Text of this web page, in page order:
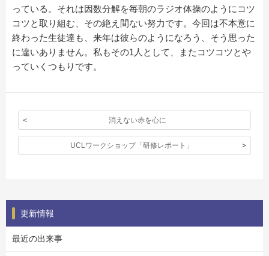
っている。それは因数分解を毎朝のラジオ体操のようにコツ
コツと取り組む、その絶え間ない努力です。今回は不本意に
終わった生徒達も、来年は彼らのようになろう、そう思った
に違いありません。私もその1人として、またコツコツとや
っていくつもりです。
消えない赤を心に
UCLワークショップ「研修レポート」
更新情報
最近の出来事